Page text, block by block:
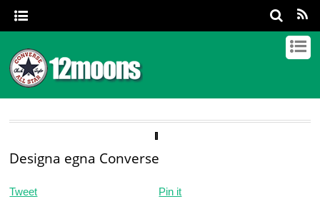
Designa egna Converse
Tweet Pin it